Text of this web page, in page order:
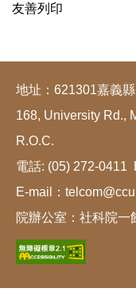
友善列印
地址：621301嘉義
168, University Rd.,
R.O.C.
電話: (05) 272-0411
E-mail：
院辦公室：社科院一